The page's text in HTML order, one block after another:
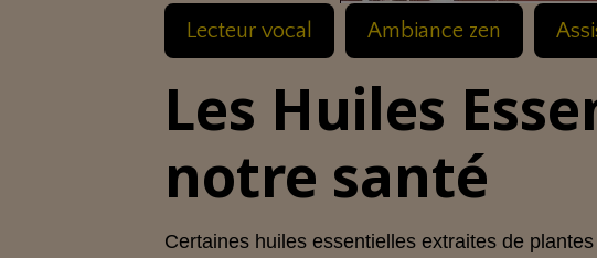
Lecteur vocal Ambiance zen
Les Huiles
notre santé
Certaines huiles essentielles extraites de